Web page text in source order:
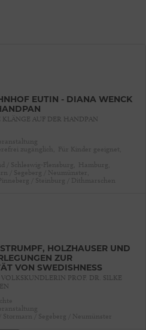
EUTIN - DIANA WENCK
AUF DER HANDPAN
HOLZHÄUSER UND
ZUR
VON SWEDISHNESS
PROF. DR. SILKE